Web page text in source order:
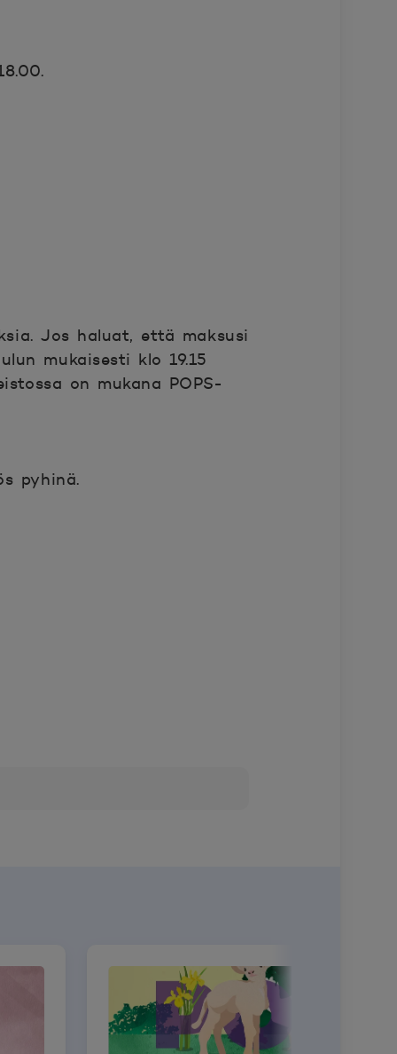
Jos haluat, että maksusi
mukaisesti klo 19.15
on mukana POPS-
pyhinä.